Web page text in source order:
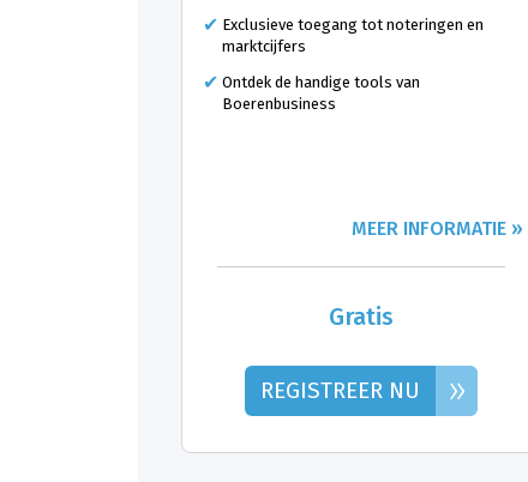
Exclusieve toegang tot noteringen en
marktcijfers
Ontdek de handige tools van
Boerenbusiness
MEER INFORMATIE »
Gratis
REGISTREER NU »